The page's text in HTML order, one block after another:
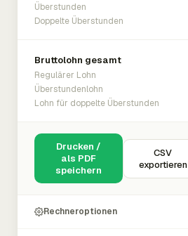
Überstunden
Doppelte Überstunden
Bruttolohn gesamt
Regulärer Lohn
Überstundenlohn
Lohn für doppelte Überstunden
Drucken /
als PDF
speichern
CSV
exportieren
Rechneroptionen